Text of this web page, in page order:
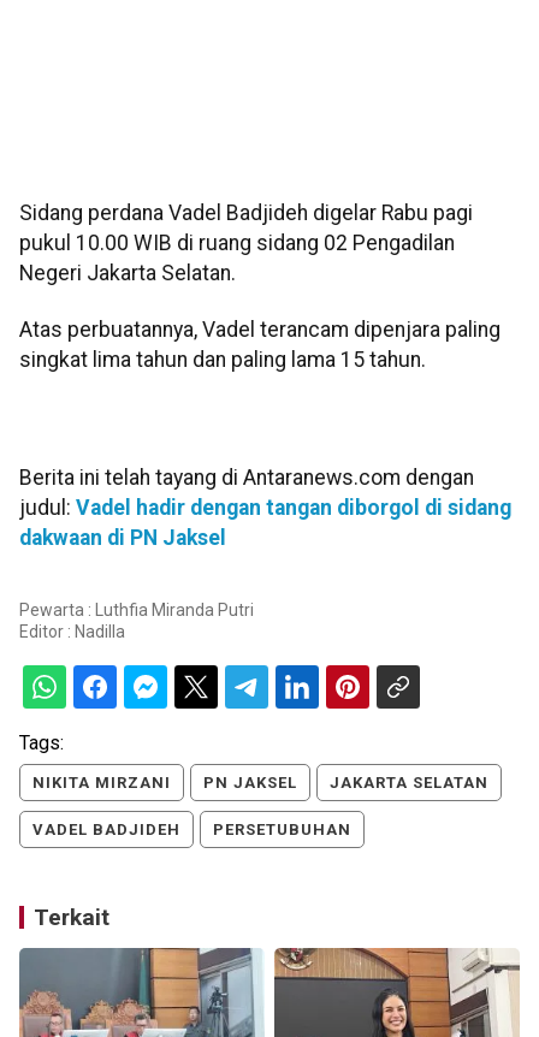
Sidang perdana Vadel Badjideh digelar Rabu pagi
pukul 10.00 WIB di ruang sidang 02 Pengadilan
Negeri Jakarta Selatan.
Atas perbuatannya, Vadel terancam dipenjara paling
singkat lima tahun dan paling lama 15 tahun.
Berita ini telah tayang di Antaranews.com dengan
judul: Vadel hadir dengan tangan diborgol di sidang
dakwaan di PN Jaksel
Pewarta : Luthfia Miranda Putri
Editor : Nadilla
Tags:
NIKITA MIRZANI PN JAKSEL JAKARTA SELATAN
VADEL BADJIDEH PERSETUBUHAN
Terkait